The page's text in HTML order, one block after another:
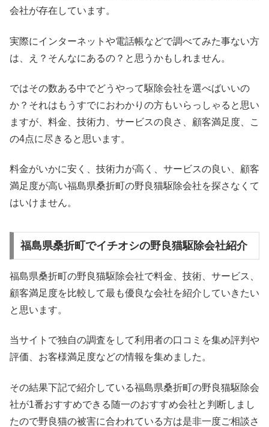
会社が存在しています。
実際にインターネットや電話帳などで調べてみた事ない方
は、え？そんなにあるの？と思うかもしれません。
ではその数ある中でどうやって駆除会社を選べばいいの
か？それはもうすでにおわかりの方もいらっしゃると思い
ますが、料金、技術力、サービスの良さ、顧客満足度、こ
の4点に尽きると思います。
料金がいかに安く、技術力が高く、サービスの良い、顧客
満足度が高い福島県桑折町の野良猫駆除会社を探さなくて
はいけません。
福島県桑折町でイチオシの野良猫駆除会社紹介
福島県桑折町の野良猫駆除会社で料金、技術、サービス、
顧客満足度を比較して最も優良な会社を紹介していきたい
と思います。
当サイトで独自の調査をして利用者の口コミを集め評判や
評価、お客様満足度などの情報を集めました。
その結果下記で紹介している福島県桑折町の野良猫駆除会
社が1番おすすめできる随一のおすすめ会社と判断しまし
たので野良猫の被害に合われている方は是非一度ご相談さ